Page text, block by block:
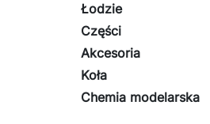
Łodzie
Części
Akcesoria
Koła
Chemia modelarska